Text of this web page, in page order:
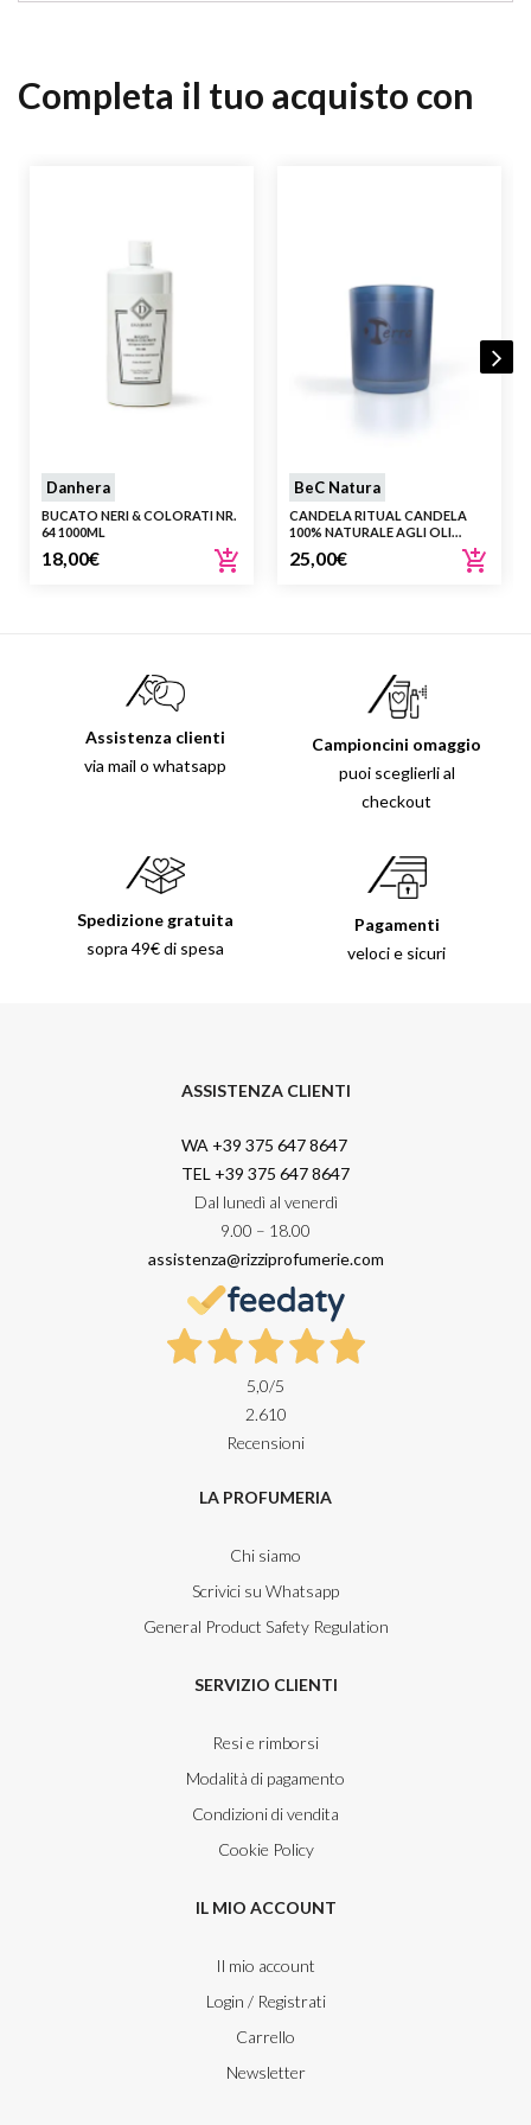
Completa il tuo acquisto con
Danhera
BUCATO NERI & COLORATI NR.
64 1000ML
18,00€
BeC Natura
CANDELA RITUAL CANDELA
100% NATURALE AGLI OLI
25,00€
Assistenza clienti
via mail o whatsapp
Campioncini omaggio
puoi sceglierli al
checkout
Spedizione gratuita
sopra 49€ di spesa
Pagamenti
veloci e sicuri
ASSISTENZA CLIENTI
WA +39 375 647 8647
TEL +39 375 647 8647
Dal lunedì al venerdì
9.00 – 18.00
assistenza@rizziprofumerie.com
5,0/5
2.610
Recensioni
LA PROFUMERIA
Chi siamo
Scrivici su Whatsapp
General Product Safety Regulation
SERVIZIO CLIENTI
Resi e rimborsi
Modalità di pagamento
Condizioni di vendita
Cookie Policy
IL MIO ACCOUNT
Il mio account
Login / Registrati
Carrello
Newsletter